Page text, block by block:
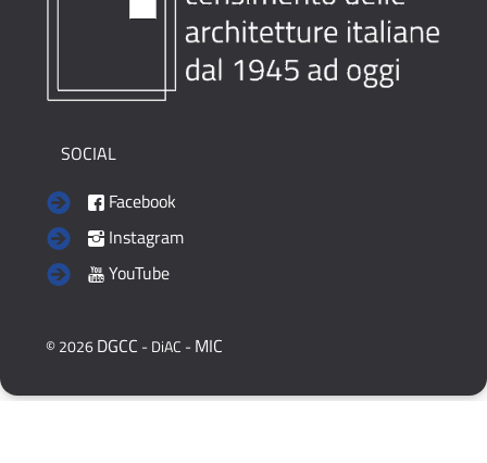
SOCIAL
Facebook
Instagram
YouTube
© 2026 DGCC - DiAC - MIC